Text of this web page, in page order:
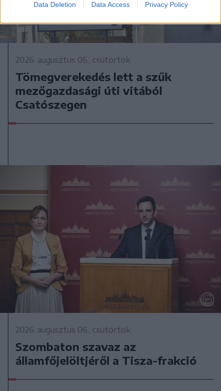
Data Deletion Data Access Privacy Policy
2026. augusztus 06., csütörtök
Tömegverekedés lett a szűk
mezőgazdasági úti vitából
Csatószegen
2026. augusztus 06., csütörtök
Szombaton szavaz az
államfőjelöltjéről a Tisza-frakció